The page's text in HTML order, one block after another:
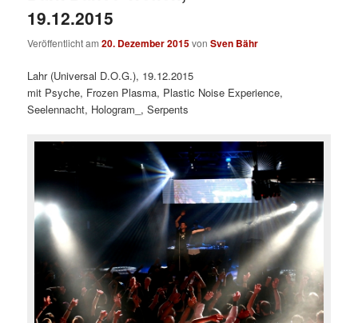
19.12.2015
Veröffentlicht am20. Dezember 2015vonSven Bähr
Lahr (Universal D.O.G.), 19.12.2015
mit Psyche, Frozen Plasma, Plastic Noise Experience,
Seelennacht, Hologram_, Serpents